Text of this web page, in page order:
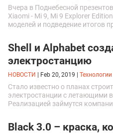
Вчера в Поднебесной
Xiaomi - Mi 9, Mi 9 Explorer
моделей и подведение итогов
Shell и Alphabet
электростанцию
НОВОСТИ Feb 20, 2019
Стало известно о планах
электростанции с летающими
Реализацией займутся
Black 3.0 – краска,